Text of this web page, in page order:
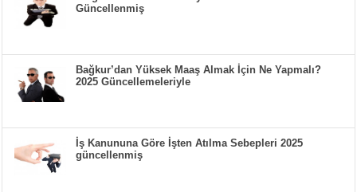
Güncellenmiş
Bağkur’dan Yüksek Maaş Almak İçin Ne Yapmalı?
2025 Güncellemeleriyle
İş Kanununa Göre İşten Atılma Sebepleri 2025
güncellenmiş